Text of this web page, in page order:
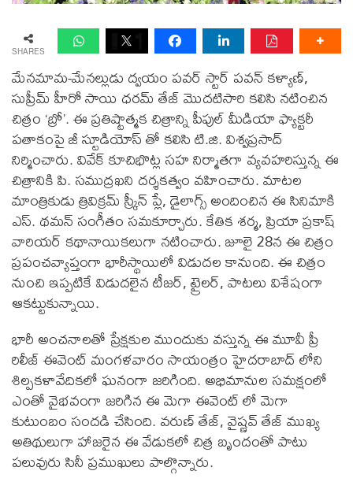
SHARES
మేనమామ-మేనల్లుడు ద్వయం పవర్ స్టార్ పవన్ కళ్యాణ్,
సుప్రీమ్ హీరో సాయి ధరమ్ తేజ్ మొదటిసారి కలిసి నటించిన
చిత్రం ‘బ్రో’. ఈ ప్రతిష్టాత్మక చిత్రాన్ని పీపుల్ మీడియా ఫ్యాక్టరీ
పతాకంపై జీ స్టూడియోస్ తో కలిసి టి.జి. విశ్వప్రసాద్
నిర్మించారు. వివేక్ కూచిభొట్ల సహ నిర్మాతగా వ్యవహరిస్తున్న ఈ
చిత్రానికి పి. సముద్రఖని దర్శకత్వం వహించారు. మాటల
మాంత్రికుడు త్రివిక్రమ్ స్క్రీన్ ప్లే, డైలాగ్స్ అందించిన ఈ సినిమాకి
ఎస్. థమన్ సంగీతం సమకూర్చారు. కేతిక శర్మ, ప్రియా ప్రకాష్
వారియర్ కథానాయికలుగా నటించారు. జూలై 28న ఈ చిత్రం
ప్రపంచవ్యాప్తంగా భారీస్థాయిలో విడుదల కానుంది. ఈ చిత్రం
నుంచి ఇప్పటికే విడుదలైన టీజర్, ట్రైలర్, పాటలు విశేషంగా
ఆకట్టుకున్నాయి.
భారీ అంచనాలతో ప్రేక్షకుల ముందుకు వస్తున్న ఈ మూవీ ప్రీ
రిలీజ్ ఈవెంట్ మంగళవారం సాయంత్రం హైదరాబాద్ లోని
శిల్పకళావేదికలో ఘనంగా జరిగింది. అభిమానుల సమక్షంలో
ఎంతో వైభవంగా జరిగిన ఈ మెగా ఈవెంట్ లో మెగా
కుటుంబం సందడి చేసింది. వరుణ్ తేజ్, వైష్ణవ్ తేజ్ ముఖ్య
అతిథులుగా హాజరైన ఈ వేడుకలో చిత్ర బృందంతో పాటు
పలువురు సినీ ప్రముఖులు పాల్గొన్నారు.